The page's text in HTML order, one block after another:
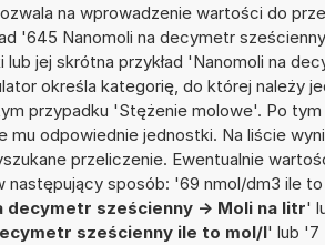
na wprowadzenie wartości do
'645 Nanomoli na decymetr
lub jej skrótna przykład 'Nanomoli na
określa kategorię, do której należy
przypadku 'Stężenie molowe'. Po
mu odpowiednie jednostki. Na liście
przeliczenie. Ewentualnie
następujący sposób: '69 nmol/dm3 ile
decymetr sześcienny -> Moli na litr'
sześcienny ile to mol/l' lub '7